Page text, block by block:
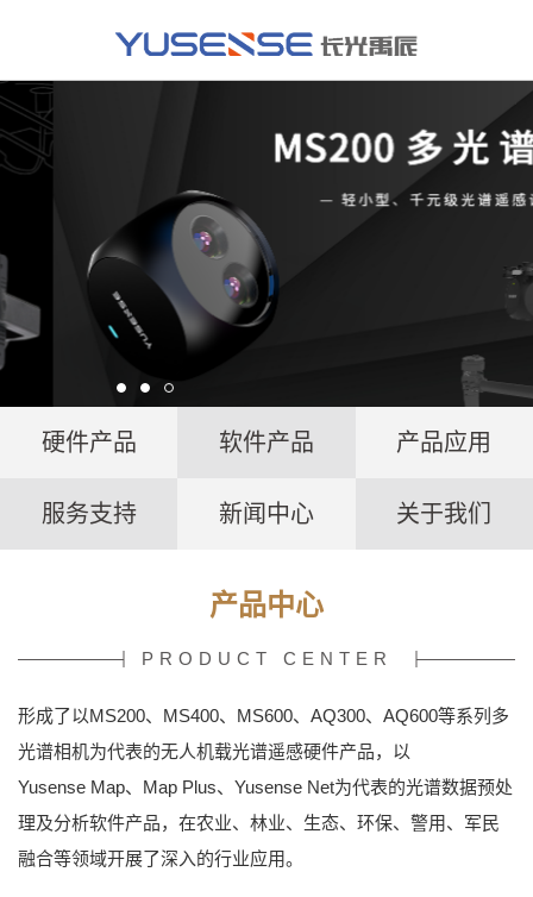
硬件产品 软件产品 产品应用
服务支持 新闻中心 关于我们
产品中心
PRODUCT CENTER
形成了以MS200、MS400、MS600、AQ300、AQ600等系列多
光谱相机为代表的无人机载光谱遥感硬件产品，以
Yusense Map、Map Plus、Yusense Net为代表的光谱数据预处
理及分析软件产品，在农业、林业、生态、环保、警用、军民
融合等领域开展了深入的行业应用。